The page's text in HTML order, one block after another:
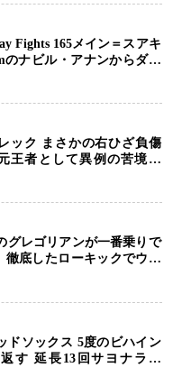
Fights 165メイン＝スアキ
のナビル・アナンからダウ
反撃を耐え抜き判定勝利、
ック まさかの右ひざ負傷
王者として異例の苦境…
ント」でも消えない危険信
グレゴリアンが一番乗りで
徹底したローキックでウス
略、判定勝利
ドソックス 5度のビハイン
返す 延長13回サヨナラ勝
選手も2安打1打点で貢献 4